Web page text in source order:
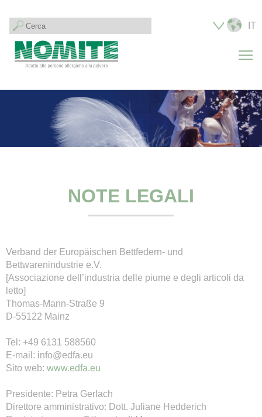
IT
NOTE LEGALI
Verband der Europäischen Bettfedern- und
Bettwarenindustrie e.V.
[Associazione dell’industria delle piume e degli articoli da
letto]
Thomas-Mann-Straße 9
D-55122 Mainz
Tel: +49 6131 588560
E-mail: info@edfa.eu
Sito web: www.edfa.eu
Presidente: Petra Gerlach
Direttore amministrativo: Dott. Juliane Hedderich